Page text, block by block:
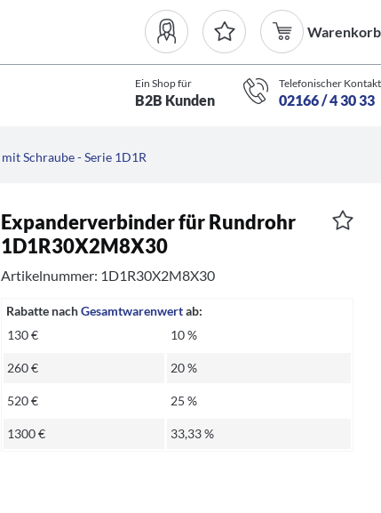
Warenkorb
Ein Shop für
B2B Kunden
Telefonischer Kontakt
02166 / 4 30 33
mit Schraube - Serie 1D1R
Expanderverbinder für Rundrohr
1D1R30X2M8X30
Artikelnummer: 1D1R30X2M8X30
Rabatte nachGesamtwarenwertab:
130 €
10 %
260 € 20 %
520 € 25 %
1300 € 33,33 %